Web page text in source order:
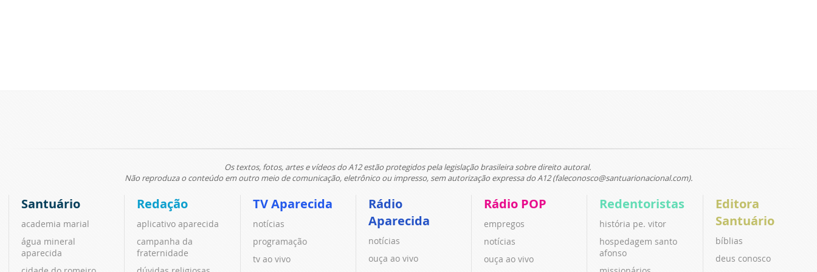
Os textos, fotos, artes e vídeos do A12 estão protegidos pela legislação brasileira sobre direito autoral.
Não reproduza o conteúdo em outro meio de comunicação, eletrônico ou impresso, sem autorização expressa do A12 (faleconosco@santuarionacional.com).
Santuário
academia marial
água mineral
aparecida
Redação
aplicativo aparecida
campanha da
fraternidade
TV Aparecida
notícias
programação
tv ao vivo
Rádio
Aparecida
notícias
ouça ao vivo
Rádio POP
empregos
notícias
ouça ao vivo
Redentoristas
história pe. vitor
hospedagem santo
afonso
Editora
Santuário
bíblias
deus conosco